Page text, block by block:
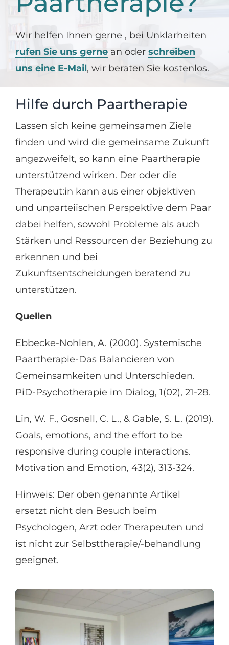
Wir helfen Ihnen gerne , bei Unklarheiten
rufen Sie uns gernean oder schreiben
uns eine E-Mail, wir beraten Sie kostenlos.
Hilfe durch Paartherapie
Lassen sich keine gemeinsamen Ziele
finden und wird die gemeinsame Zukunft
angezweifelt, so kann eine Paartherapie
unterstützend wirken. Der oder die
Therapeut:in kann aus einer objektiven
und unparteiischen Perspektive dem Paar
dabei helfen, sowohl Probleme als auch
Stärken und Ressourcen der Beziehung zu
erkennen und bei
Zukunftsentscheidungen beratend zu
unterstützen.
Quellen
Ebbecke-Nohlen, A. (2000). Systemische
Paartherapie-Das Balancieren von
Gemeinsamkeiten und Unterschieden.
PiD-Psychotherapie im Dialog, 1(02), 21-28.
Lin, W. F., Gosnell, C. L., & Gable, S. L. (2019).
Goals, emotions, and the effort to be
responsive during couple interactions.
Motivation and Emotion, 43(2), 313-324.
Hinweis: Der oben genannte Artikel
ersetzt nicht den Besuch beim
Psychologen, Arzt oder Therapeuten und
ist nicht zur Selbsttherapie/-behandlung
geeignet.